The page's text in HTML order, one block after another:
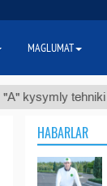
tehniki ýody (t.)
HABARLAR
MAGLUMAT